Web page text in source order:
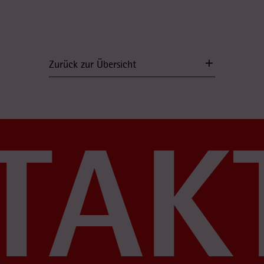
Zurück zur Übersicht